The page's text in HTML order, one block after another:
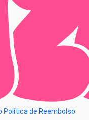
Política de Reembolso